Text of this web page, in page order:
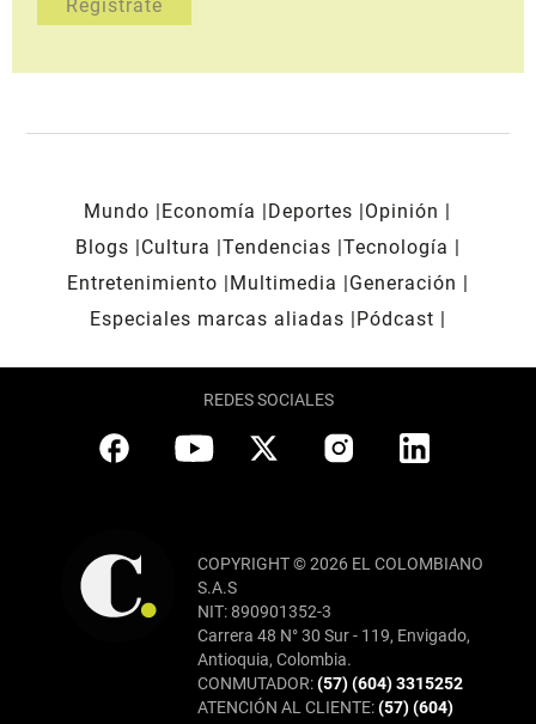
Mundo Economía Deportes
Opinión
Blogs
Cultura Tendencias Tecnología
Entretenimiento
Multimedia
Generación
Especiales marcas aliadas
Pódcast
REDES SOCIALES
COPYRIGHT © 2026 EL COLOMBIANO
S.A.S
NIT: 890901352-3
Carrera 48 N° 30 Sur - 119, Envigado,
Antioquia, Colombia.
CONMUTADOR:(57) (604) 3315252
ATENCIÓN AL CLIENTE:(57) (604)